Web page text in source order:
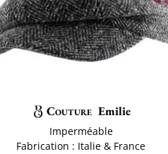
Couture Emilie
Imperméable
Fabrication : Italie & France